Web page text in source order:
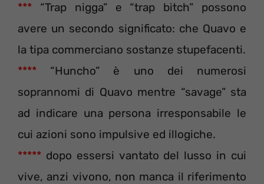
*** “Trap nigga” e “trap bitch” possono
avere un secondo significato: che Quavo e
la tipa commerciano sostanze stupefacenti.
**** “Huncho” è uno dei numerosi
soprannomi di Quavo mentre “savage” sta
ad indicare una persona irresponsabile le
cui azioni sono impulsive ed illogiche.
***** dopo essersi vantato del lusso in cui
vive, anzi vivono, non manca il riferimento